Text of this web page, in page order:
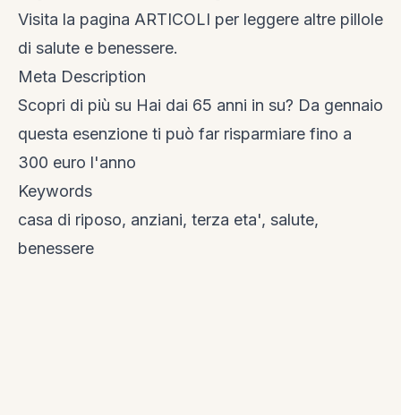
Visita la pagina ARTICOLI per leggere altre pillole
di salute e benessere.
Meta Description
Scopri di più su Hai dai 65 anni in su? Da gennaio
questa esenzione ti può far risparmiare fino a
300 euro l'anno
Keywords
casa di riposo, anziani, terza eta', salute,
benessere